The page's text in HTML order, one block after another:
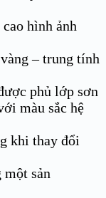
cao hình ảnh
– trung tính
phủ lớp sơn
màu sắc hệ
khi thay đổi
một sản